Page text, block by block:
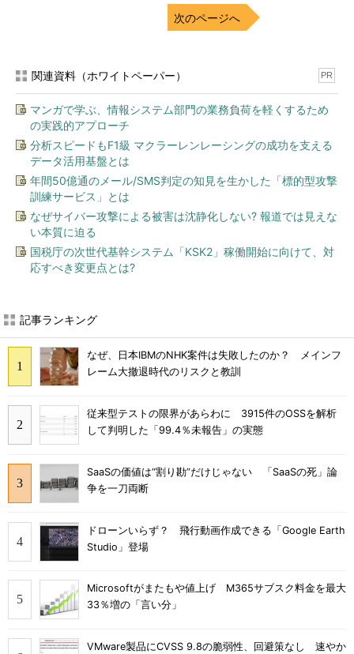
次のページへ
関連資料（ホワイトペーパー） PR
マンガで学ぶ、情報システム部門の業務負荷を軽くするため
の実践的アプローチ
分析スピードもF1級 マクラーレンレーシングの成功を支える
データ活用基盤とは
年間50億通のメール/SMS判定の知見を生かした「標的型攻撃
訓練サービス」とは
なぜサイバー攻撃による被害は沈静化しない? 報道では見えな
い本質に迫る
国税庁の次世代基幹システム「KSK2」稼働開始に向けて、対
応すべき変更点とは?
記事ランキング
なぜ、日本IBMのNHK案件は失敗したのか？ メインフ
レーム大撤退時代のリスクと教訓
従来型テストの限界があらわに 3915件のOSSを解析
して判明した「99.4％未報告」の実態
SaaSの価値は“割り勘”だけじゃない 「SaaSの死」論
争を一刀両断
ドローンいらず？ 飛行動画作成できる「Google Earth
Studio」登場
Microsoftがまたもや値上げ M365サブスク料金を最大
33％増の「言い分」
VMware製品にCVSS 9.8の脆弱性、回避策なし 速やか